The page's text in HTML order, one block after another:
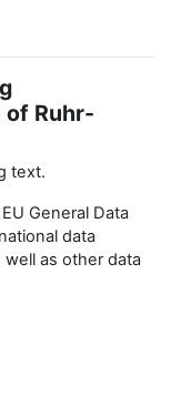
of Ruhr-
text.
General Data
data
as other data